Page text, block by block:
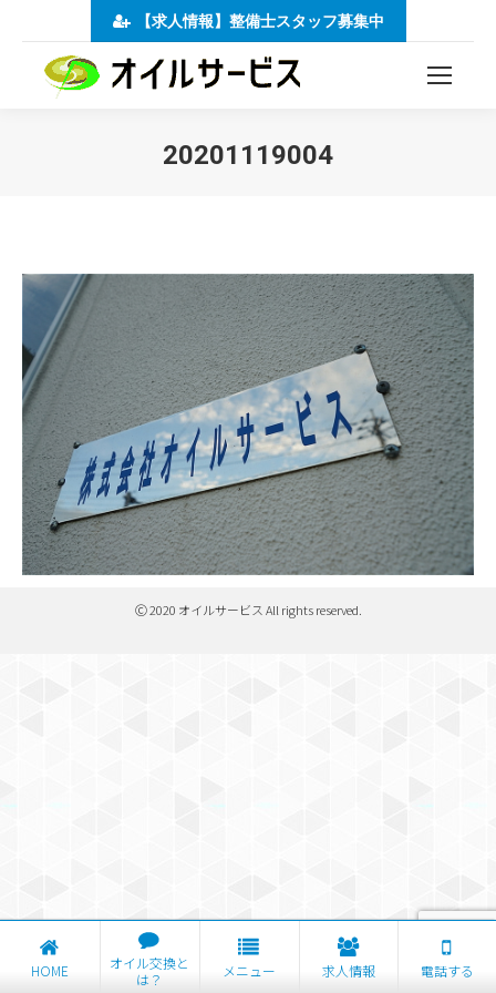
【求人情報】整備士スタッフ募集中
20201119004
Ⓒ 2020 オイルサービス All rights reserved.
HOME
オイル交換と
は？
メニュー 求人情報 電話する